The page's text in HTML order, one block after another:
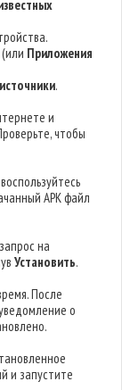
(или Приложения
.
и
чтобы
APK файл
на
Установить.
После
о
и запустите